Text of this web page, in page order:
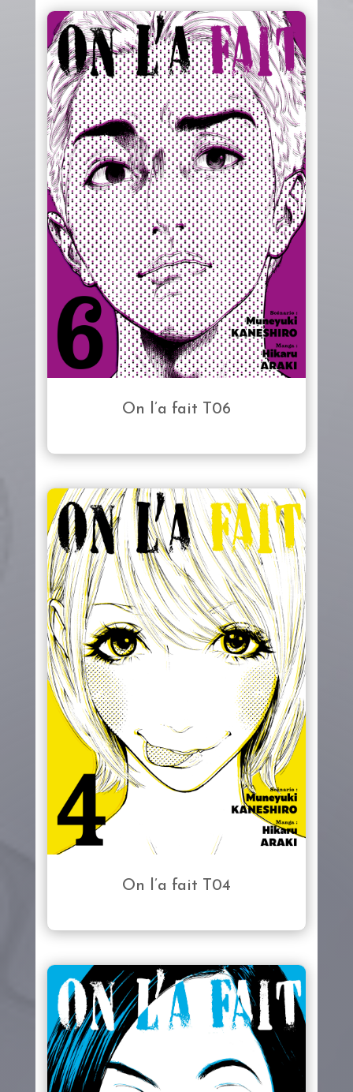
On l’a fait T06
On l’a fait T04